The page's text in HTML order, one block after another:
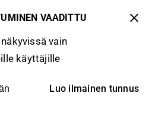
VAADITTU
vain
käyttäjille
Luo ilmainen tunnus